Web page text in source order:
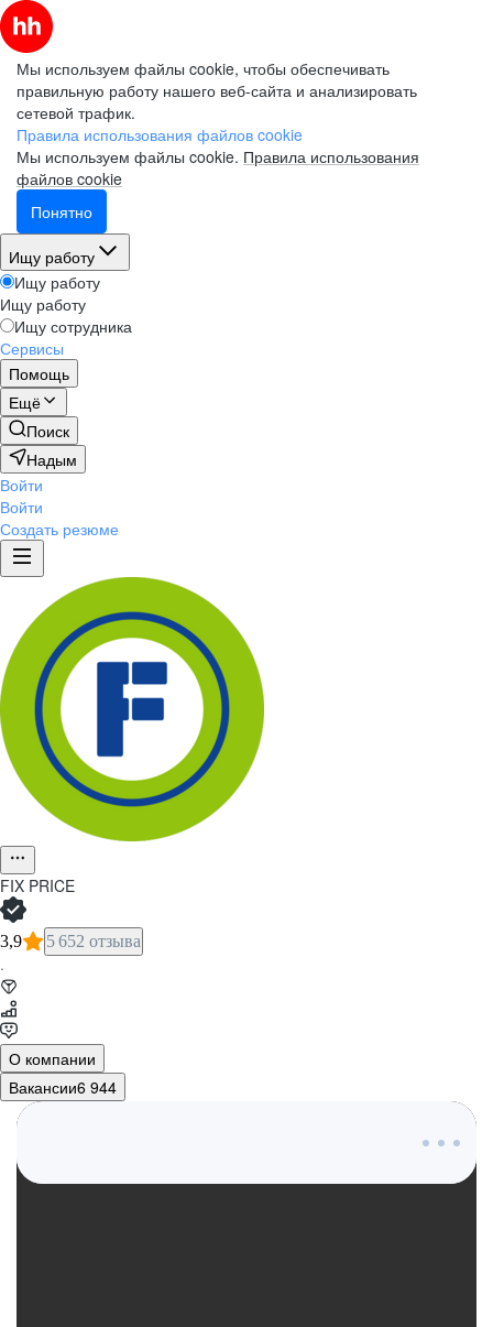
Мы используем файлы cookie, чтобы обеспечивать
правильную работу нашего веб-сайта и анализировать
сетевой трафик.
Правила использования файлов cookie
Мы используем файлы cookie. Правила использования
файлов cookie
Понятно
Ищу работу
Ищу работу
Ищу работу
Ищу сотрудника
Сервисы
Помощь
Ещё
Поиск
Надым
Войти
Войти
Создать резюме
FIX PRICE
3,9 5 652 отзыва
·
О компании
Вакансии6 944